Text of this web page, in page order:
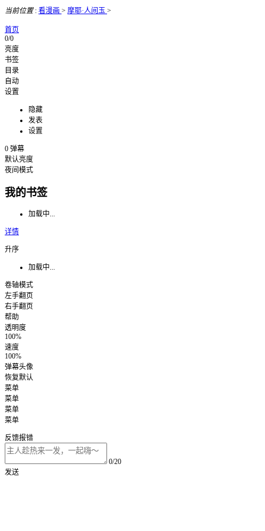
当前位置: 看漫画 > 摩耶·人间玉 >
首页
0/0
亮度
书签
目录
自动
设置
隐藏
发表
设置
0 弹幕
默认亮度
夜间模式
我的书签
加载中...
详情
升序
加载中...
卷轴模式
左手翻页
右手翻页
帮助
透明度
100%
速度
100%
弹幕头像
恢复默认
菜单
菜单
菜单
菜单
反馈报错
0/20
发送